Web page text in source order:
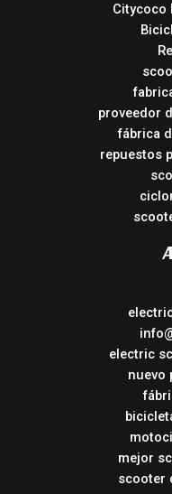
Citycoco
proveedor
fábrica
repuestos
electric
nuevo
mejor
scooter